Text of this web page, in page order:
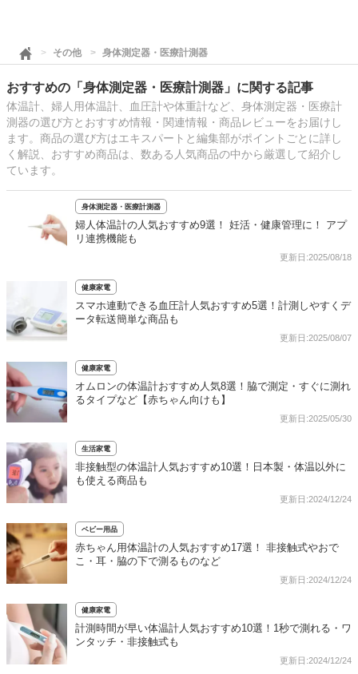
その他 身体測定器・医療計測器
おすすめの「身体測定器・医療計測器」に関する記事
体温計、婦人用体温計、血圧計や体重計など、身体測定器・医療計
測器の選び方とおすすめ情報・関連情報・商品レビューをお届けし
ます。商品の選び方はエキスパートと編集部がポイントごとに詳し
く解説、おすすめ商品は、数ある人気商品の中から厳選して紹介し
ています。
身体測定器・医療計測器
婦人体温計の人気おすすめ9選！ 妊活・健康管理に！ アプ
リ連携機能も
更新日:2025/08/18
健康家電
スマホ連動できる血圧計人気おすすめ5選！計測しやすくデ
ータ転送簡単な商品も
更新日:2025/08/07
健康家電
オムロンの体温計おすすめ人気8選！脇で測定・すぐに測れ
るタイプなど【赤ちゃん向けも】
更新日:2025/05/30
生活家電
非接触型の体温計人気おすすめ10選！日本製・体温以外に
も使える商品も
更新日:2024/12/24
ベビー用品
赤ちゃん用体温計の人気おすすめ17選！ 非接触式やおで
こ・耳・脇の下で測るものなど
更新日:2024/12/24
健康家電
計測時間が早い体温計人気おすすめ10選！1秒で測れる・ワ
ンタッチ・非接触式も
更新日:2024/12/24